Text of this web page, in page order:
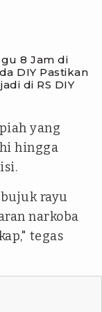
8 Jam di
DIY Pastikan
di RS DIY
yang
hingga
rayu
narkoba
tegas